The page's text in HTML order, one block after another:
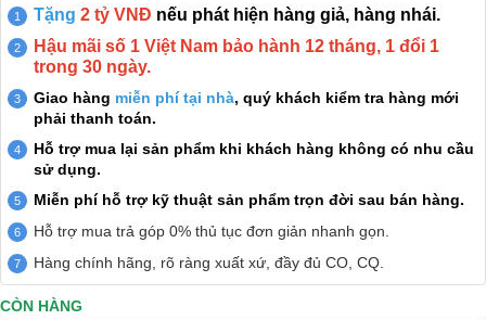
Tặng 2 tỷ VNĐ nếu phát hiện hàng giả, hàng nhái.
Hậu mãi số 1 Việt Nam bảo hành 12 tháng, 1 đổi 1
trong 30 ngày.
Giao hàng miễn phí tại nhà, quý khách kiểm tra hàng mới
phải thanh toán.
Hỗ trợ mua lại sản phẩm khi khách hàng không có nhu cầu
sử dụng.
Miễn phí hỗ trợ kỹ thuật sản phẩm trọn đời sau bán hàng.
Hỗ trợ mua trả góp 0% thủ tục đơn giản nhanh gọn.
Hàng chính hãng, rõ ràng xuất xứ, đầy đủ CO, CQ.
CÒN HÀNG